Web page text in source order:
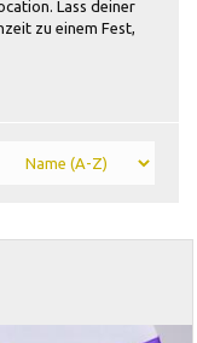
Lass deiner
zu einem Fest,